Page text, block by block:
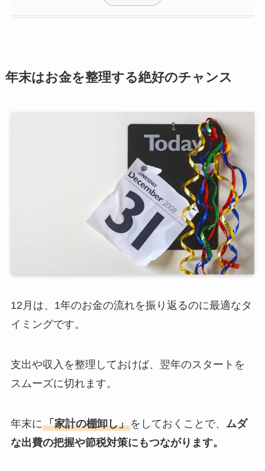
年末はお金を整理する絶好のチャンス
12月は、1年のお金の流れを振り返るのに最適なタ
イミングです。
支出や収入を整理しておけば、翌年のスタートを
スムーズに切れます。
年末に「家計の棚卸し」をしておくことで、 ムダ
な出費の把握や節税対策にもつながります。